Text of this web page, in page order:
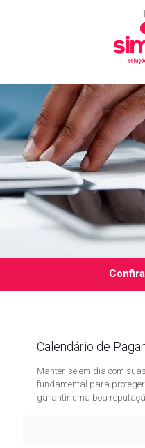
Calendário de
Manter-se em dia com
fundamental para
garantir uma boa